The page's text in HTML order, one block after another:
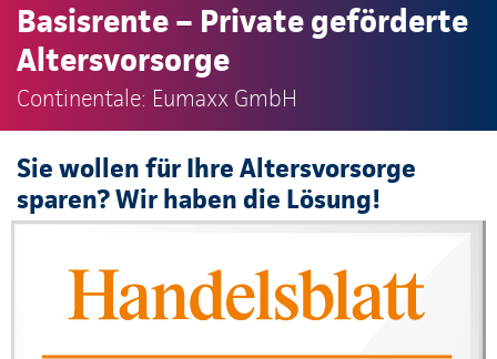
Basisrente – Private geförderte
Altersvorsorge
Continentale: Eumaxx GmbH
Sie wollen für Ihre Altersvorsorge
sparen? Wir haben die Lösung!